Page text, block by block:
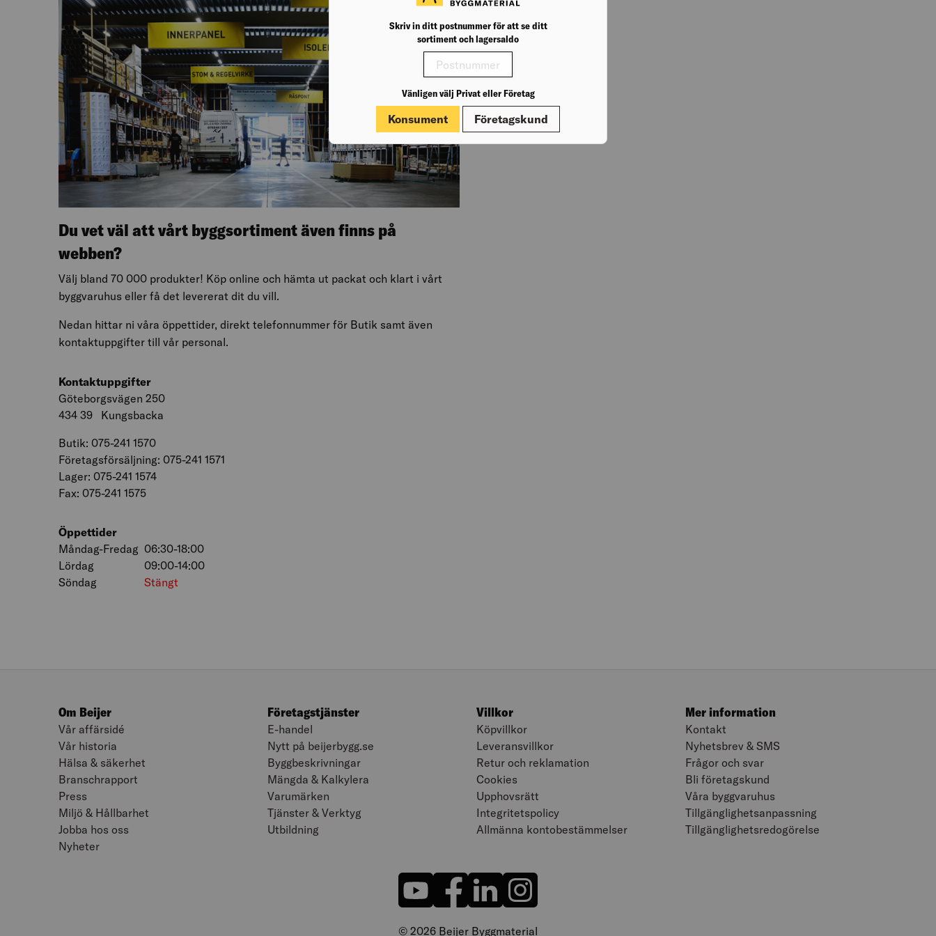
Du vet väl att vårt byggsortiment även finns på
webben?
Välj bland 70 000 produkter! Köp online och hämta ut packat och klart i vårt
byggvaruhus eller få det levererat dit du vill.​
Nedan hittar ni våra öppettider, direkt telefonnummer för Butik samt även
kontaktuppgifter till vår personal.
Kontaktuppgifter
Göteborgsvägen 250
434 39 Kungsbacka
Butik: 075-241 1570
Företagsförsäljning: 075-241 1571
Lager: 075-241 1574
Fax: 075-241 1575
Öppettider
Måndag-Fredag 06:30-18:00
Lördag
09:00-14:00
Söndag
Stängt
Om Beijer
Vår affärsidé
Vår historia
Hälsa & säkerhet
Branschrapport
Press
Miljö & Hållbarhet
Jobba hos oss
Nyheter
Företagstjänster
E-handel
Nytt på beijerbygg.se
Byggbeskrivningar
Mängda & Kalkylera
Varumärken
Tjänster & Verktyg
Utbildning
Villkor
Köpvillkor
Leveransvillkor
Retur och reklamation
Cookies
Upphovsrätt
Integritetspolicy
Allmänna kontobestämmelser
Mer information
Kontakt
Nyhetsbrev & SMS
Frågor och svar
Bli företagskund
Våra byggvaruhus
Tillgänglighetsanpassning
Tillgänglighetsredogörelse
© 2026 Beijer Byggmaterial
Skriv in ditt postnummer för att se ditt
sortiment och lagersaldo
Vänligen välj Privat eller Företag
Konsument Företagskund